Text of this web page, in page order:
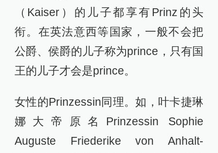
（Kaiser）的儿子都享有Prinz的头
衔。在英法意西等国家，一般不会把
公爵、侯爵的儿子称为prince，只有国
王的儿子才会是prince。
女性的Prinzessin同理。如，叶卡捷琳
娜大帝原名Prinzessin Sophie
Auguste Friederike von Anhalt-